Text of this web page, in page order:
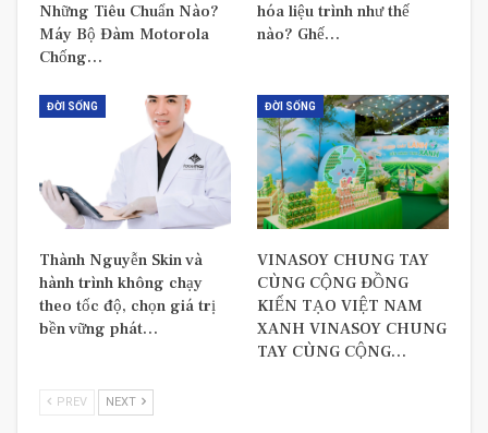
Những Tiêu Chuẩn Nào?
Máy Bộ Đàm Motorola
Chống…
hóa liệu trình như thế
nào? Ghế…
ĐỜI SỐNG
Thành Nguyễn Skin và
hành trình không chạy
theo tốc độ, chọn giá trị
bền vững phát…
ĐỜI SỐNG
VINASOY CHUNG TAY
CÙNG CỘNG ĐỒNG
KIẾN TẠO VIỆT NAM
XANH VINASOY CHUNG
TAY CÙNG CỘNG…
PREV NEXT